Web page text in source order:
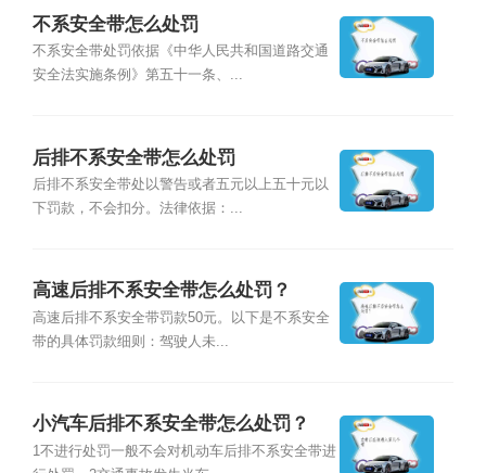
不系安全带怎么处罚
不系安全带处罚依据《中华人民共和国道路交通
安全法实施条例》第五十一条、...
后排不系安全带怎么处罚
后排不系安全带处以警告或者五元以上五十元以
下罚款，不会扣分。法律依据：...
高速后排不系安全带怎么处罚？
高速后排不系安全带罚款50元。以下是不系安全
带的具体罚款细则：驾驶人未...
小汽车后排不系安全带怎么处罚？
1不进行处罚一般不会对机动车后排不系安全带进